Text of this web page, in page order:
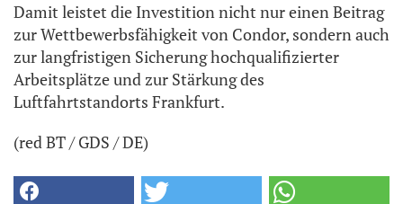
Damit leistet die Investition nicht nur einen Beitrag
zur Wettbewerbsfähigkeit von Condor, sondern auch
zur langfristigen Sicherung hochqualifizierter
Arbeitsplätze und zur Stärkung des
Luftfahrtstandorts Frankfurt.
(red BT / GDS / DE)